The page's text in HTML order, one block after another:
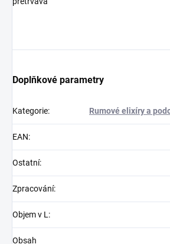
Doplňkové parametry
Kategorie: Rumové elixíry a
EAN:
Ostatní:
Zpracování:
Objem v L :
Obsah